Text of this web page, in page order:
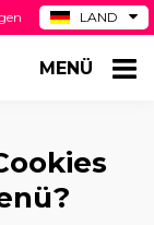
LAND
ES
MENÜ